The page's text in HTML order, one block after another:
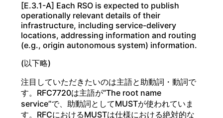
[E.3.1-A] Each RSO is expected to publish
operationally relevant details of their
infrastructure, including service-delivery
locations, addressing information and routing
(e.g., origin autonomous system) information.
(以下略)
注目していただきたいのは主語と助動詞・動詞で
す。RFC7720は主語が”The root name
service”で、助動詞としてMUSTが使われていま
す。RFCにおけるMUSTは仕様における絶対的な